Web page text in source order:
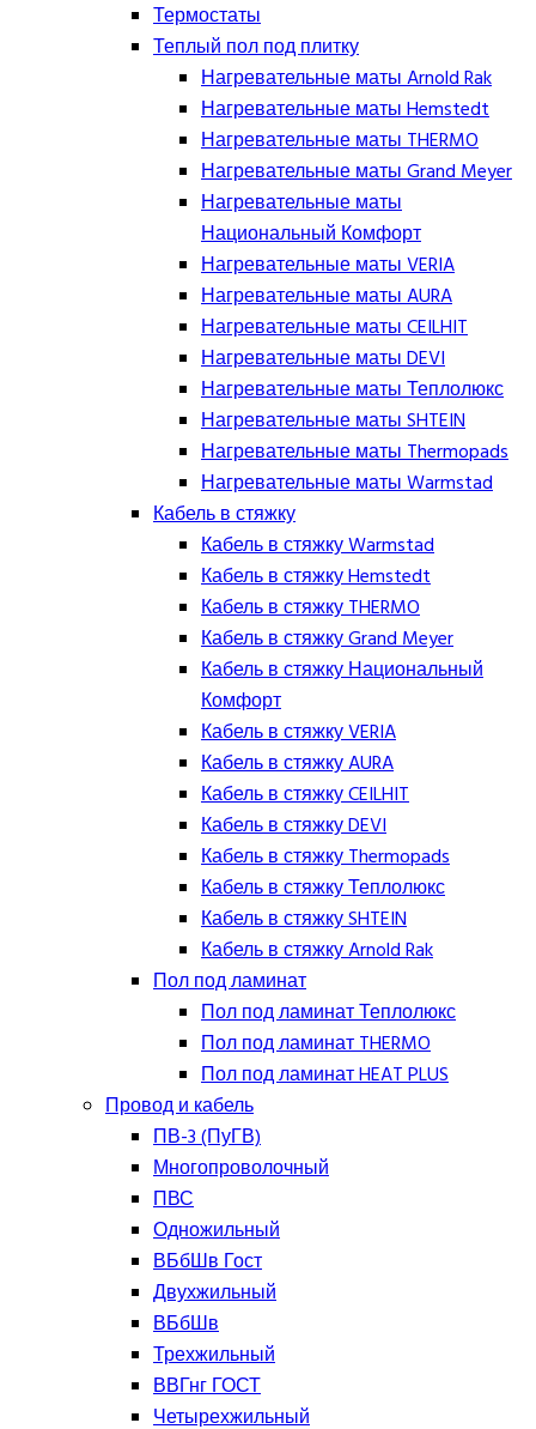
Термостаты
Теплый пол под плитку
Нагревательные маты Arnold Rak
Нагревательные маты Hemstedt
Нагревательные маты THERMO
Нагревательные маты Grand Meyer
Нагревательные маты
Национальный Комфорт
Нагревательные маты VERIA
Нагревательные маты AURA
Нагревательные маты CEILHIT
Нагревательные маты DEVI
Нагревательные маты Теплолюкс
Нагревательные маты SHTEIN
Нагревательные маты Thermopads
Нагревательные маты Warmstad
Кабель в стяжку
Кабель в стяжку Warmstad
Кабель в стяжку Hemstedt
Кабель в стяжку THERMO
Кабель в стяжку Grand Meyer
Кабель в стяжку Национальный
Комфорт
Кабель в стяжку VERIA
Кабель в стяжку AURA
Кабель в стяжку CEILHIT
Кабель в стяжку DEVI
Кабель в стяжку Thermopads
Кабель в стяжку Теплолюкс
Кабель в стяжку SHTEIN
Кабель в стяжку Arnold Rak
Пол под ламинат
Пол под ламинат Теплолюкс
Пол под ламинат THERMO
Пол под ламинат HEAT PLUS
Провод и кабель
ПВ-3 (ПуГВ)
Многопроволочный
ПВС
Одножильный
ВБбШв Гост
Двухжильный
ВБбШв
Трехжильный
ВВГнг ГОСТ
Четырехжильный